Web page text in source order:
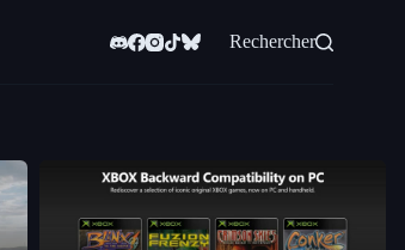
Rechercher